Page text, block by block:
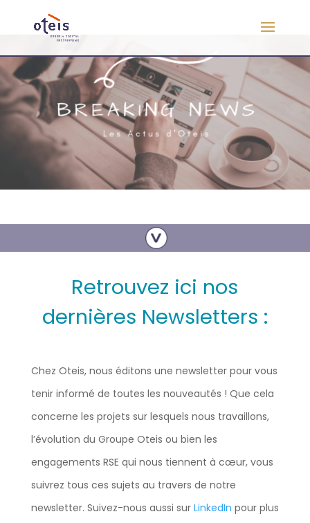
Retrouvez ici nos
dernières Newsletters :
Chez Oteis, nous éditons une newsletter pour vous
tenir informé de toutes les nouveautés ! Que cela
concerne les projets sur lesquels nous travaillons,
l’évolution du Groupe Oteis ou bien les
engagements RSE qui nous tiennent à cœur, vous
suivrez tous ces sujets au travers de notre
newsletter. Suivez-nous aussi sur LinkedIn pour plus